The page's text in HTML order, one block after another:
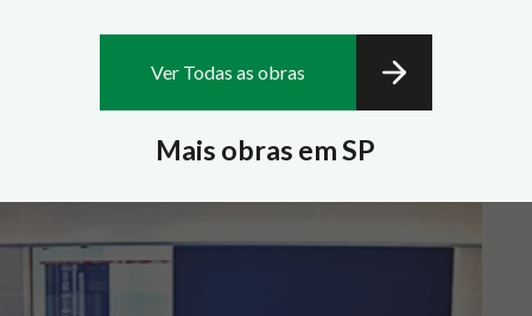
Mais obras em SP
Ver Todas as obras